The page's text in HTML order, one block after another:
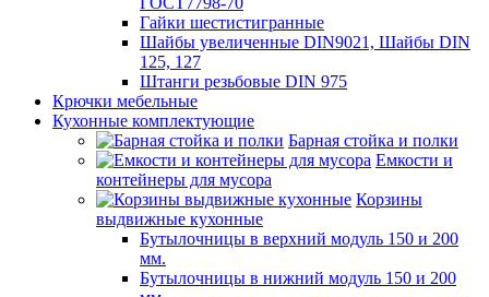
Гайки шестистигранные
Шайбы увеличенные DIN9021, Шайбы DIN
125, 127
Штанги резьбовые DIN 975
Крючки мебельные
Кухонные комплектующие
Барная стойка и полки
Емкости и
контейнеры для мусора
Корзины
выдвижные кухонные
Бутылочницы в верхний модуль 150 и 200
мм.
Бутылочницы в нижний модуль 150 и 200